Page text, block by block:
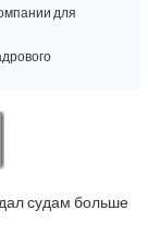
для
судам больше